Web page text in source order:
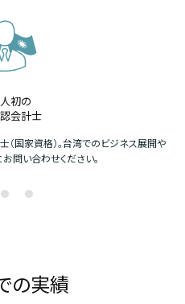
初の
会計士
国家資格）。台湾でのビジネス展開や
問い合わせください。
の実績